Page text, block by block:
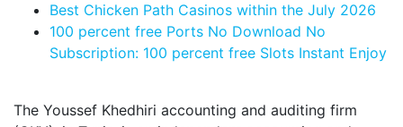
Best Chicken Path Casinos within the July 2026
100 percent free Ports No Download No
Subscription: 100 percent free Slots Instant Enjoy
The Youssef Khedhiri accounting and auditing firm